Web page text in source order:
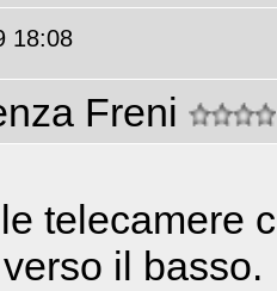
18:08
Freni
telecamere
il basso.